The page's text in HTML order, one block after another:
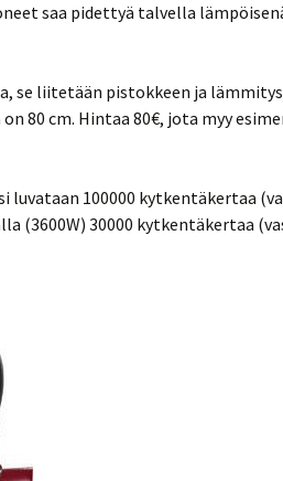
saa pidettyä talvella
se liitetään pistokkeen ja
80 cm. Hintaa 80€, jota myy
luvataan 100000 kytkentäkertaa
(3600W) 30000 kytkentäkertaa